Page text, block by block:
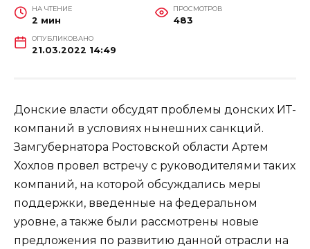
НА ЧТЕНИЕ
2 мин
ПРОСМОТРОВ
483
ОПУБЛИКОВАНО
21.03.2022 14:49
Донские власти обсудят проблемы донских ИТ-
компаний в условиях нынешних санкций.
Замгубернатора Ростовской области Артем
Хохлов провел встречу с руководителями таких
компаний, на которой обсуждались меры
поддержки, введенные на федеральном
уровне, а также были рассмотрены новые
предложения по развитию данной отрасли на